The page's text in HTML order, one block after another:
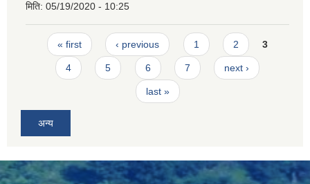
मिति: 05/19/2020 - 10:25
Pages
« first ‹ previous 1 2 3
4 5 6 7 next ›
last »
अन्य